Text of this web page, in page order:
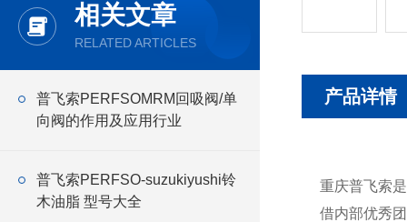
相关文章
RELATED ARTICLES
普飞索PERFSOMRM回吸阀/单
向阀的作用及应用行业
普飞索PERFSO-suzukiyushi铃
木油脂 型号大全
产品详情
重庆普飞索
借内部优秀